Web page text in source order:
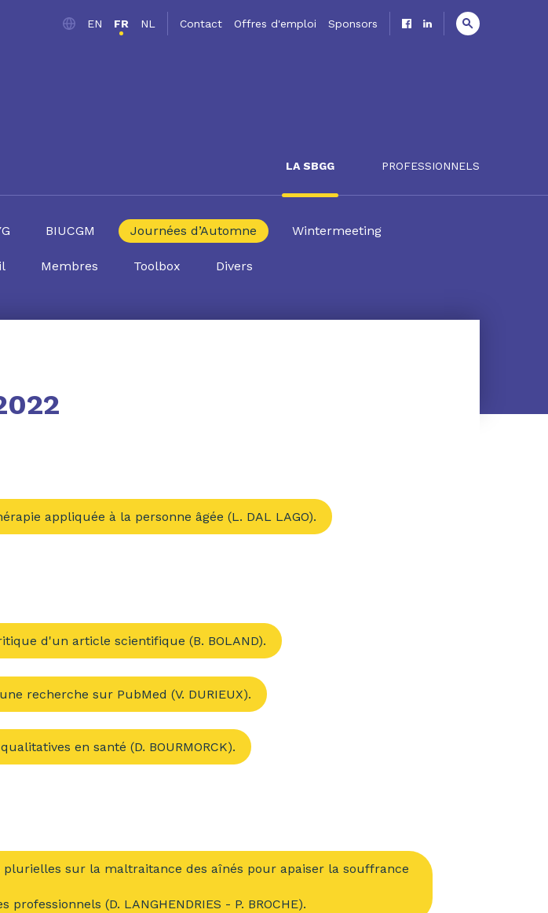
EN FR NL Contact Offres d'emploi Sponsors
LA SBGG PROFESSIONNELS
BIUCGM Journées d’Automne Wintermeeting
Membres Toolbox Divers
appliquée à la personne âgée (L. DAL LAGO).
d'un article scientifique (B. BOLAND).
recherche sur PubMed (V. DURIEUX).
en santé (D. BOURMORCK).
plurielles sur la maltraitance des aînés pour apaiser la souffrance
professionnels (D. LANGHENDRIES - P. BROCHE).